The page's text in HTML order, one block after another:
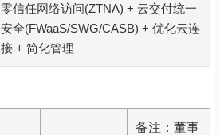
零信任网络访问(ZTNA) + 云交付统一
安全(FWaaS/SWG/CASB) + 优化云连
接 + 简化管理
备注 ：董事